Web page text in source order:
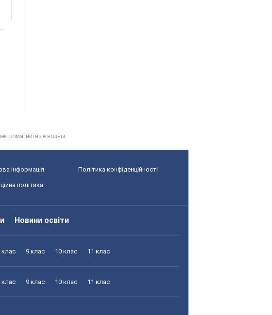
волны
інформація Політика конфіденційності
політика
Новини освіти
клас 9 клас 10 клас 11 клас
клас 9 клас 10 клас 11 клас